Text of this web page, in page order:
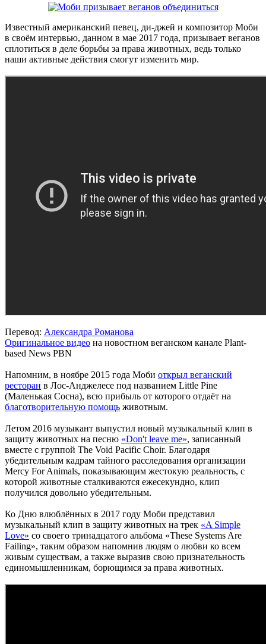
Известный американский певец, ди-джей и композитор Моби
в своём интервью, данном в мае 2017 года, призывает веганов
сплотиться в деле борьбы за права животных, ведь только
наши активные действия смогут изменить мир.
Перевод: Александра Романова
Оригинальное видео на новостном веганском канале Plant-
based News PBN
Напомним, в ноябре 2015 года Моби открыл веганский
ресторан в Лос-Анджелесе под названием Little Pine
(Маленькая Сосна), всю прибыль от которого отдаёт на
благотворительную помощь животным.
Летом 2016 музыкант выпустил новый музыкальный клип в
защиту животных на песню «Don't leave me», записанный
вместе с группой The Void Pacific Choir. Благодаря
убедительным кадрам тайного расследования организации
Mercy For Animals, показывающим жестокую реальность, с
которой животные сталкиваются ежесекундно, клип
получился довольно убедительным.
Ко Дню влюблённых в 2017 году Моби представил
музыкальный клип в защиту животных на трек «A Simple
Love» со своего тринадцатого альбома «These Systems Are
Failing», таким образом напомнив людям о любви ко всем
живым существам, а также выразив свою признательность
единомышленникам, борющимся за права животных.